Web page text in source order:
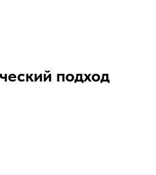
подход